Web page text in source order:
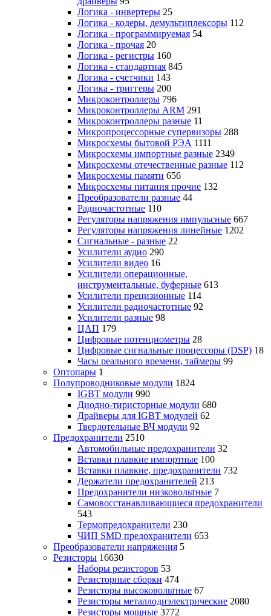
Логика - инвертеры 25
Логика - кодеры, демультиплексоры 112
Логика - программируемая 54
Логика - прочая 20
Логика - регистры 160
Логика - стандартная 845
Логика - счетчики 143
Логика - триггеры 200
Микроконтроллеры 796
Микроконтроллеры ARM 291
Микроконтроллеры разные 11
Микропроцессорные супервизоры 288
Микросхемы бытовой РЭА 1111
Микросхемы импортные разные 2349
Микросхемы отечественные разные 112
Микросхемы памяти 656
Микросхемы питания прочие 132
Преобразователи разные 44
Радиочастотные 110
Регуляторы напряжения импульсные 667
Регуляторы напряжения линейные 1202
Сигнальные - разные 22
Усилители аудио 290
Усилители видео 16
Усилители операционные,
инструментальные, буферные 613
Усилители прецизионные 114
Усилители радиочастотные 92
Усилители разные 98
ЦАП 179
Цифровые потенциометры 28
Цифровые сигнальные процессоры (DSP) 18
Часы реального времени, таймеры 99
Оптопары 1
Полупроводниковые модули 1824
IGBT модули 990
Диодно-тиристорные модули 680
Драйверы для IGBT модулей 62
Твердотельные ВЧ модули 92
Предохранители 2510
Автомобильные предохранители 32
Вставки плавкие импортные 100
Вставки плавкие, предохранители 732
Держатели предохранителей 213
Предохранители низковольтные 7
Самовосстанавливающиеся предохранители
543
Термопредохранители 230
ЧИП SMD предохранители 653
Преобразователи напряжения 5
Резисторы 16630
Наборы резисторов 53
Резисторные сборки 474
Резисторы высоковольтные 67
Резисторы металлодиэлектрические 2080
Резисторы мощные 3772